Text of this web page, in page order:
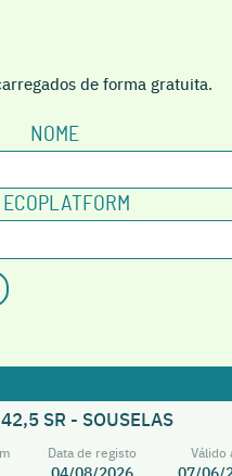
de forma gratuita.
NOME
ECOPLATFORM
SR - SOUSELAS
Data de registo Válido